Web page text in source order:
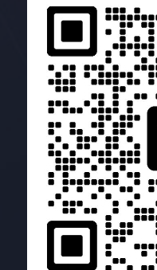
注于为企业提供全面
凭借多年的行业经验
助客户提升网站在搜
量，推动业务增长。
略和数据驱动的方法
领先优势。 模块三
节详细教程) 更多模块
可能会损害你的网站
要。了解竞争对手的
接建设机会，并制定
据优势，并避免一些
简化流程，提高效率
帮助你自动化链接建
作伙伴、发送外联邮
个工具可以大大提高
间和精力，让你可以
作。它还可以帮助你
链接建设成果，让你
根据数据进行优化调
工具可以简化链接建
事半功倍，更快地获
你还需要掌握一些小
这些实践可以帮助你
获得长期稳定的排名
工具对比：选择最适
场景 关键词研究工具
量分析 寻找目标关
分析工具 流量统计
了解网站运营状况，
竞争对手网站分析、
了解竞争对手的策略
翻译、网站翻译、文
本地化 内容优化工
分析 提升网站内容
举了一些常用的搜索
的网站？ 步骤 详细
是了解用户的基本人
们的兴趣爱好、痛点
道、行为习惯、心理
准的用户画像，为内
调研、数据分析、用
户洞察。 2. 精准制
刻理解和网站的整体
体、可执行的内容策
发布频率、推广渠道
估等。内容策略需要
并根据市场变化和用
内容创作 内容为王
确保内容的原创性、